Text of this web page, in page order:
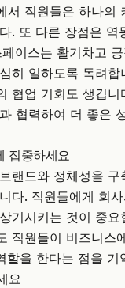
서 직원들은 하나의
. 또 다른 장점은 역
이스는 활기차고
히 일하도록 독려합
협업 기회도 생깁니
협력하여 더 좋은
집중하세요
랜드와 정체성을 구
다. 직원들에게 회
기시키는 것이 중요
직원들이 비즈니스
할을 한다는 점을 기
요